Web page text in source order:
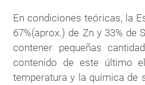
En condiciones teóricas, la
67%(aprox.) de Zn y 33% de
contener pequeñas
contenido de este último
temperatura y la química de